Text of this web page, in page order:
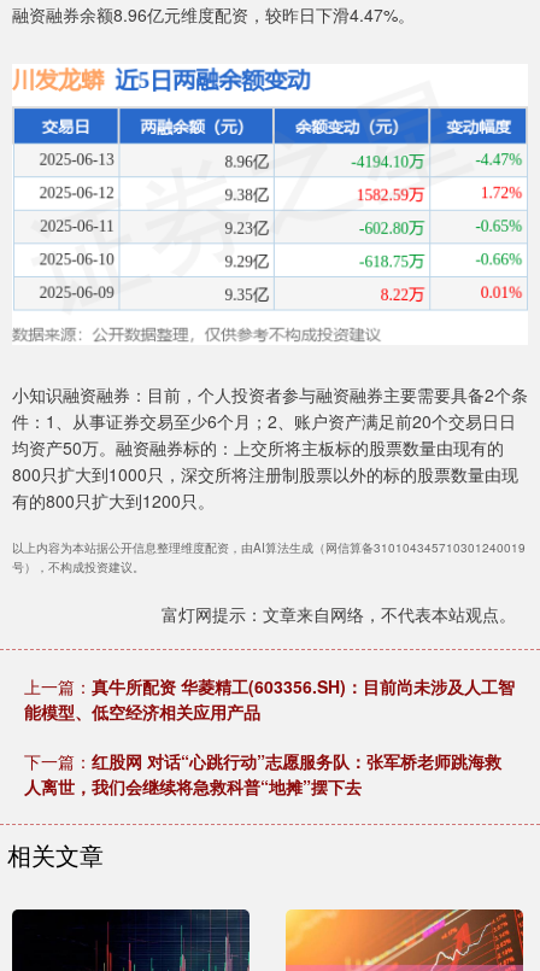
融资融券余额8.96亿元维度配资，较昨日下滑4.47%。
小知识融资融券：目前，个人投资者参与融资融券主要需要具备2个条
件：1、从事证券交易至少6个月；2、账户资产满足前20个交易日日
均资产50万。融资融券标的：上交所将主板标的股票数量由现有的
800只扩大到1000只，深交所将注册制股票以外的标的股票数量由现
有的800只扩大到1200只。
以上内容为本站据公开信息整理维度配资，由AI算法生成（网信算备310104345710301240019
号），不构成投资建议。
富灯网提示：文章来自网络，不代表本站观点。
上一篇： 真牛所配资 华菱精工(603356.SH)：目前尚未涉及人工智
能模型、低空经济相关应用产品
下一篇： 红股网 对话“心跳行动”志愿服务队：张军桥老师跳海救
人离世，我们会继续将急救科普“地摊”摆下去
相关文章